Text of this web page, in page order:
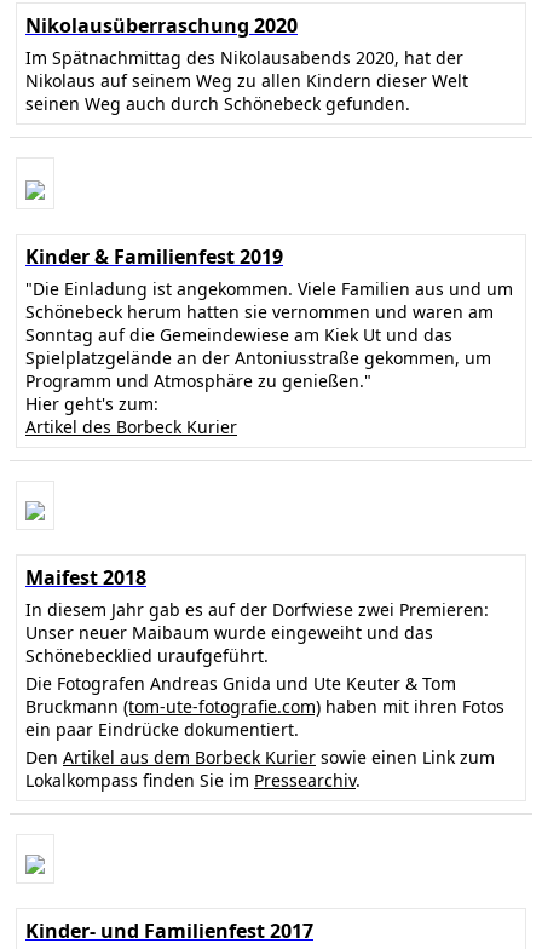
Nikolausüberraschung 2020
Im Spätnachmittag des Nikolausabends 2020, hat der
Nikolaus auf seinem Weg zu allen Kindern dieser Welt
seinen Weg auch durch Schönebeck gefunden.
Kinder & Familienfest 2019
"Die Einladung ist angekommen. Viele Familien aus und um
Schönebeck herum hatten sie vernommen und waren am
Sonntag auf die Gemeindewiese am Kiek Ut und das
Spielplatzgelände an der Antoniusstraße gekommen, um
Programm und Atmosphäre zu genießen."
Hier geht's zum:
Artikel des Borbeck Kurier
Maifest 2018
In diesem Jahr gab es auf der Dorfwiese zwei Premieren:
Unser neuer Maibaum wurde eingeweiht und das
Schönebecklied uraufgeführt.
Die Fotografen Andreas Gnida und Ute Keuter & Tom
Bruckmann (tom-ute-fotografie.com) haben mit ihren Fotos
ein paar Eindrücke dokumentiert.
Den Artikel aus dem Borbeck Kurier sowie einen Link zum
Lokalkompass finden Sie im Pressearchiv.
Kinder- und Familienfest 2017